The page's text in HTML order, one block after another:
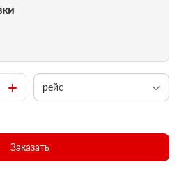
+ рейс
Заказать